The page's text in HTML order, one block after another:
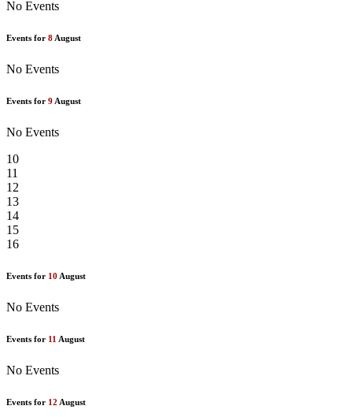
No Events
Events for 8 August
No Events
Events for 9 August
No Events
10
11
12
13
14
15
16
Events for 10 August
No Events
Events for 11 August
No Events
Events for 12 August